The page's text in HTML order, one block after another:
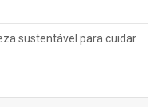
sustentável para cuidar